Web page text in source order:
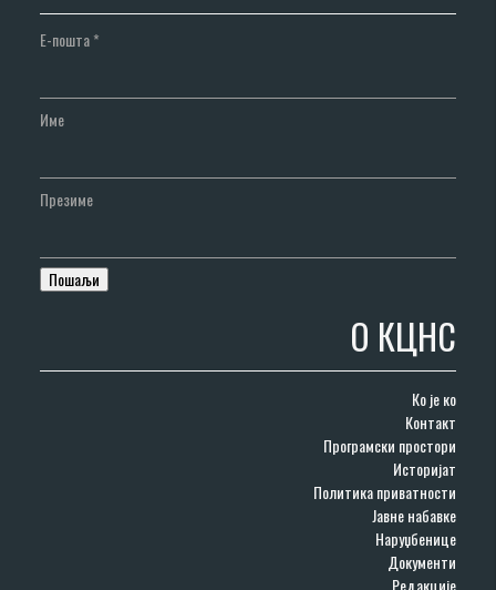
Е-пошта*
Име
Презиме
О КЦНС
Ко је ко
Контакт
Програмски простори
Историјат
Политика приватности
Јавне набавке
Наруџбенице
Документи
Редакције